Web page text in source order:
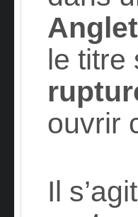
le
ouvrir
Il